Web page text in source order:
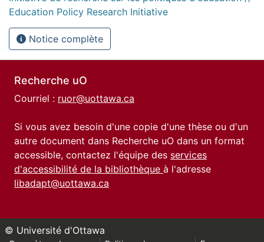
Education Policy Research Initiative
Notice complète
Recherche uO
Courriel : ruor@uottawa.ca
Si vous avez besoin d'une copie d'une thèse ou d'un
autre document dans Recherche uO dans un format
accessible, contactez l'équipe des services
d'accessibilité de la bibliothèque à l'adresse
libadapt@uottawa.ca
© Université d'Ottawa